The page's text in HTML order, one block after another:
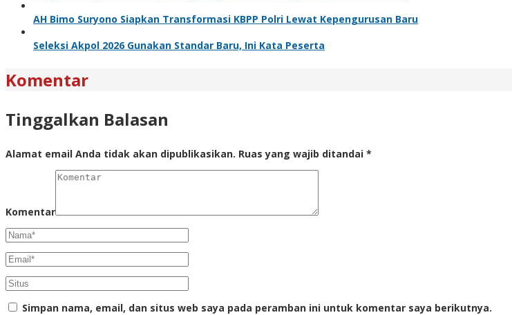
AH Bimo Suryono Siapkan Transformasi KBPP Polri Lewat Kepengurusan Baru
Seleksi Akpol 2026 Gunakan Standar Baru, Ini Kata Peserta
Komentar
Tinggalkan Balasan
Alamat email Anda tidak akan dipublikasikan. Ruas yang wajib ditandai *
Komentar
Simpan nama, email, dan situs web saya pada peramban ini untuk komentar saya berikutnya.